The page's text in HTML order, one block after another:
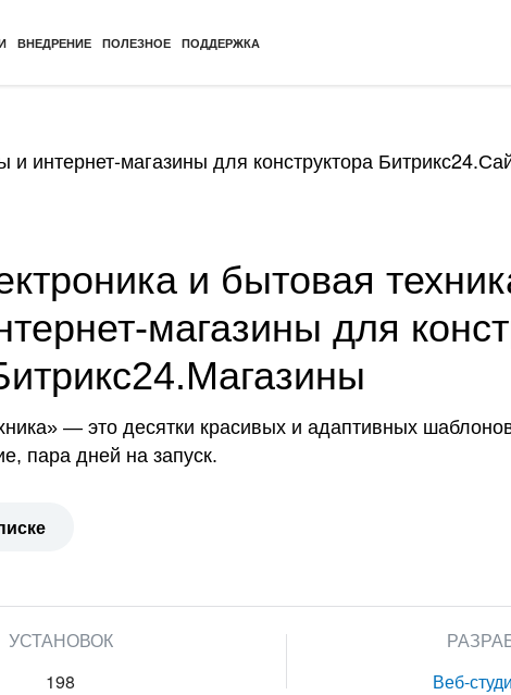
ВНЕДРЕНИЕ ПОЛЕЗНОЕ ПОДДЕРЖКА
интернет-магазины для конструктора
и бытовая
магазины для
— это десятки красивых и адаптивных
пара дней на запуск.
УСТАНОВОК
198
Веб-